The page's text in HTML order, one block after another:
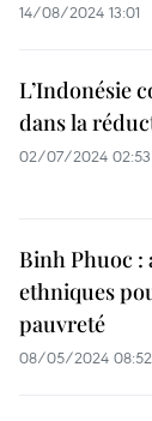
14/08/2024 13:01
L’Indonésie
dans la
02/07/2024 02:53
Binh Phuoc :
ethniques
pauvreté
08/05/2024 08:52